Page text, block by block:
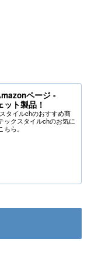
ページ -
ト製品！
タイルchのおすすめ商
ックスタイルchのお気に
ら。